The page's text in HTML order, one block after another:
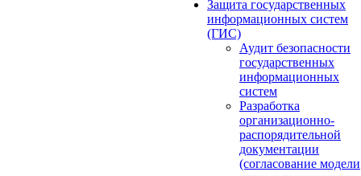
Защита государственных
информационных систем
(ГИС)
Аудит безопасности
государственных
информационных
систем
Разработка
организационно-
распорядительной
документации
(согласование модели